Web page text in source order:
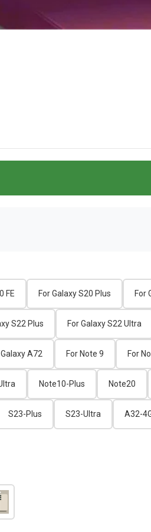
FE For Galaxy S20 Plus For
S22 Plus For Galaxy S22 Ultra
Galaxy A72 For Note 9 For
Note10-Plus Note20
S23-Plus S23-Ultra A32-